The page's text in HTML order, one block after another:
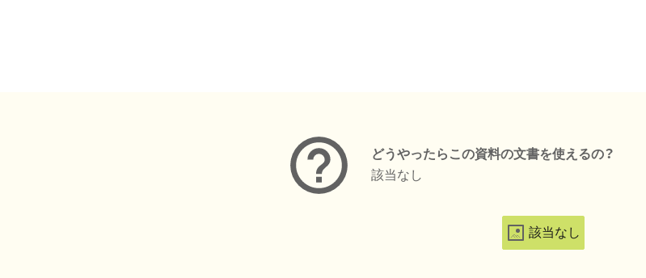
どうやったらこの資料の文書を使えるの？
該当なし
該当なし